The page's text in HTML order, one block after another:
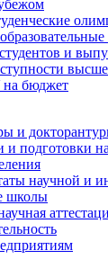
и
бюджет
и
и подготовки
научной и
школы